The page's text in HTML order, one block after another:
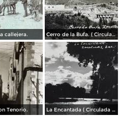
callejera. Cerro de la Bufa. ( Circulada el 27 de Octubre de 1950 ).
Tenorio. La Encantada ( Circulada el 26 de Mayo de 1948 ).